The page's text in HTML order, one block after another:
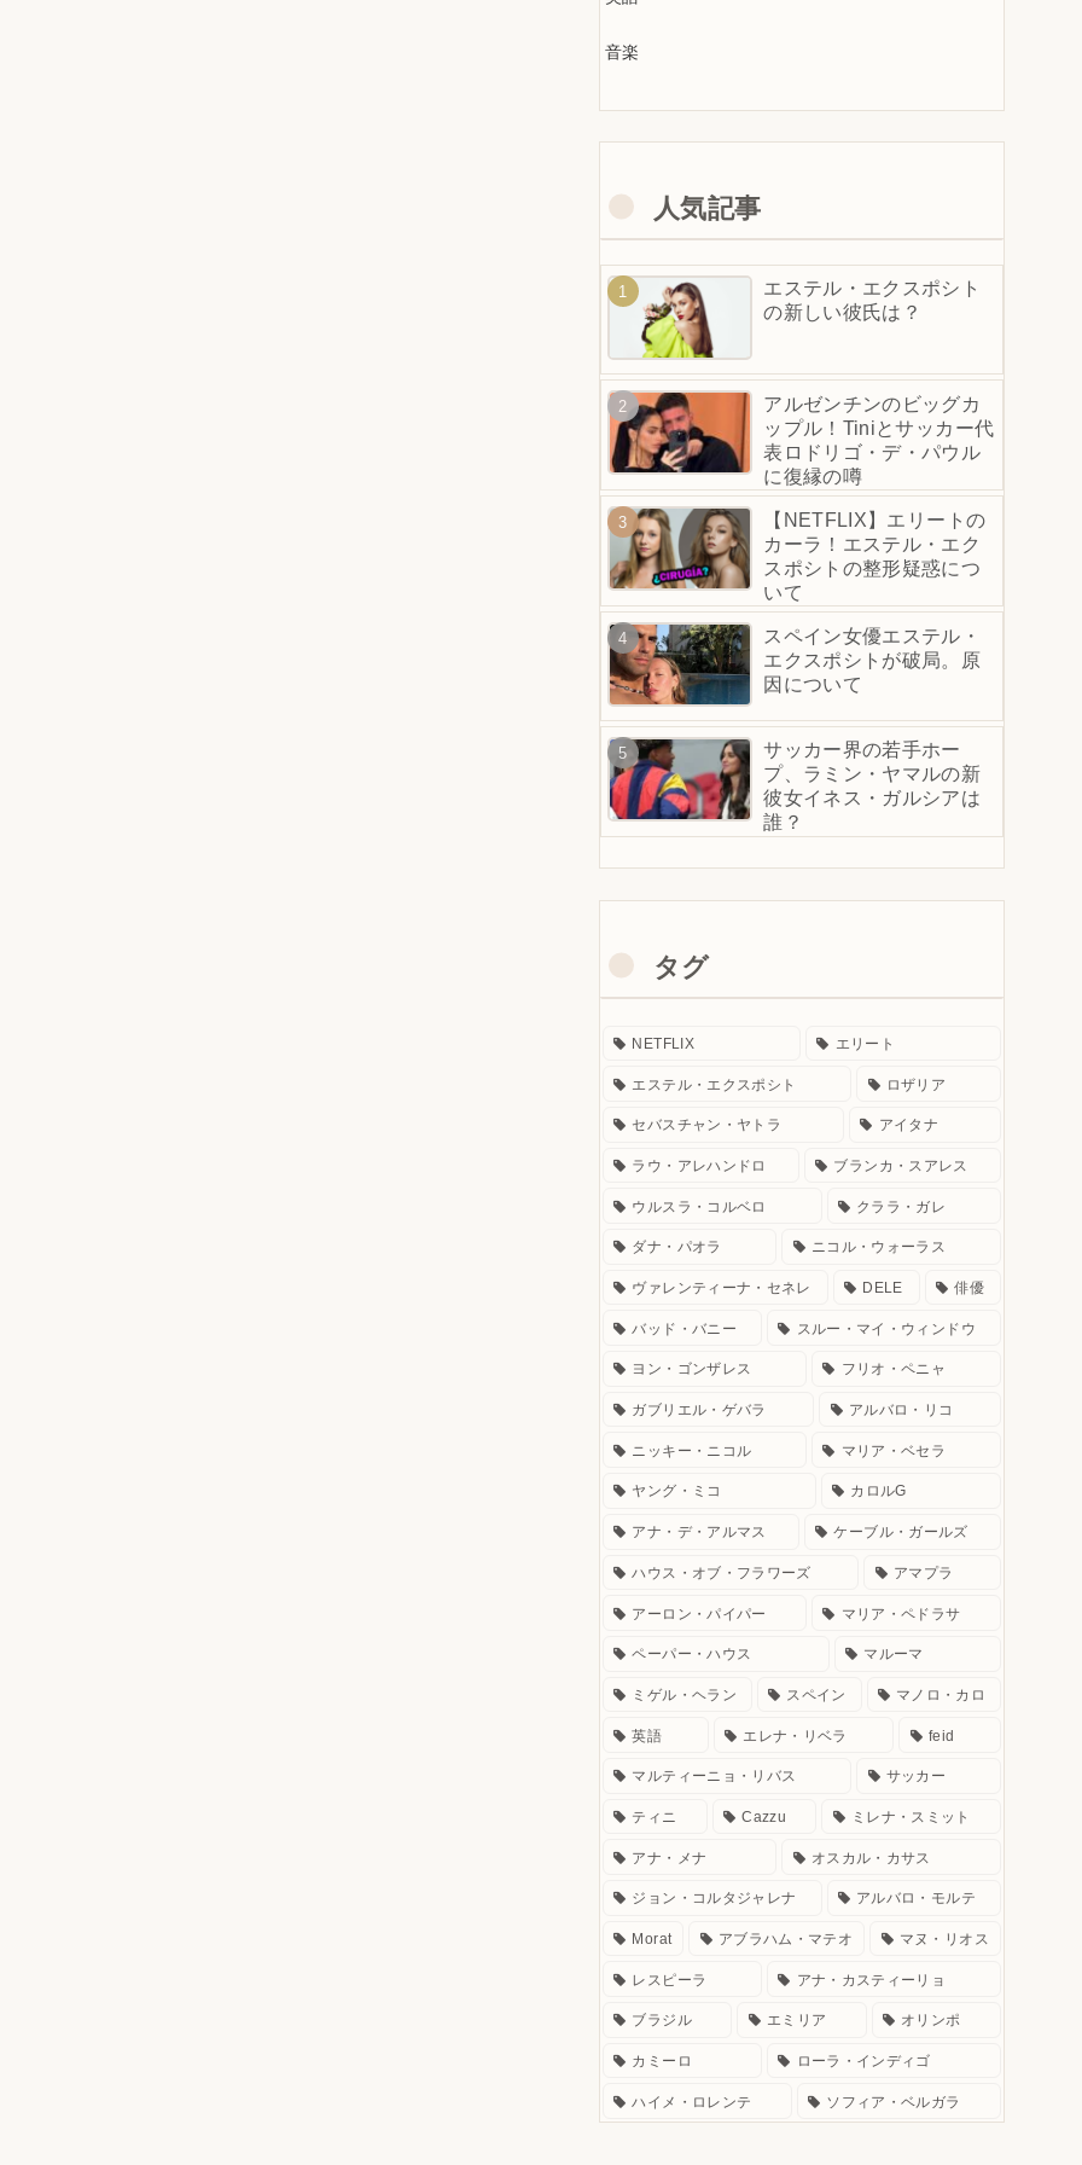
音楽
人気記事
エステル・エクスポシト
の新しい彼氏は？
アルゼンチンのビッグカ
ップル！Tiniとサッカー代
表ロドリゴ・デ・パウル
に復縁の噂
【NETFLIX】エリートの
カーラ！エステル・エク
スポシトの整形疑惑につ
いて
スペイン女優エステル・
エクスポシトが破局。原
因について
サッカー界の若手ホー
プ、ラミン・ヤマルの新
彼女イネス・ガルシアは
誰？
タグ
NETFLIX エリート
エステル・エクスポシト ロザリア
セバスチャン・ヤトラ アイタナ
ラウ・アレハンドロ ブランカ・スアレス
ウルスラ・コルベロ クララ・ガレ
ダナ・パオラ ニコル・ウォーラス
ヴァレンティーナ・セネレ DELE 俳優
バッド・バニー スルー・マイ・ウィンドウ
ヨン・ゴンザレス フリオ・ペニャ
ガブリエル・ゲバラ アルバロ・リコ
ニッキー・ニコル マリア・ベセラ
ヤング・ミコ カロルG
アナ・デ・アルマス ケーブル・ガールズ
ハウス・オブ・フラワーズ アマプラ
アーロン・パイパー マリア・ペドラサ
ペーパー・ハウス マルーマ
ミゲル・ヘラン スペイン マノロ・カロ
英語 エレナ・リベラ feid
マルティーニョ・リバス サッカー
ティニ Cazzu ミレナ・スミット
アナ・メナ オスカル・カサス
ジョン・コルタジャレナ アルバロ・モルテ
Morat アブラハム・マテオ マヌ・リオス
レスピーラ アナ・カスティーリョ
ブラジル エミリア オリンポ
カミーロ ローラ・インディゴ
ハイメ・ロレンテ ソフィア・ベルガラ